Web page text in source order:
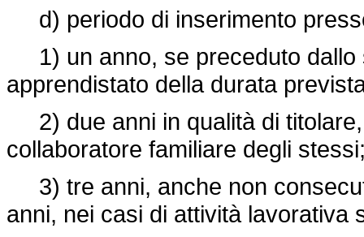
d) periodo di inserimento
1) un anno, se preceduto dallo
apprendistato della durata
2) due anni in qualità di
collaboratore familiare degli
3) tre anni, anche non
anni, nei casi di attività lavorativa